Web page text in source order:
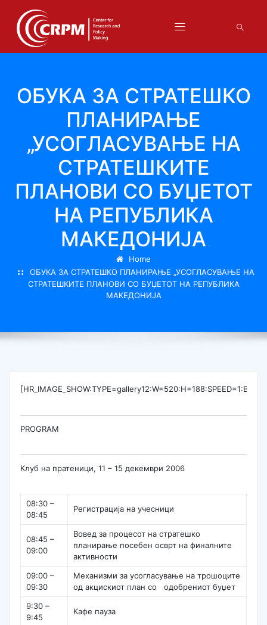
ОБУКА ЗА СТРАТЕШКО
ПЛАНИРАЊЕ
„УСОГЛАСУВАЊЕ НА
СТРАТЕШКИТЕ
ПЛАНОВИ СО БУЏЕТОТ
НА РЕПУБЛИКА
МАКЕДОНИЈА
Home
ОБУКА ЗА СТРАТЕШКО ПЛАНИРАЊЕ „УСОГЛАСУВАЊЕ НА
СТРАТЕШКИТЕ ПЛАНОВИ СО БУЏЕТОТ НА РЕПУБЛИКА
МАКЕДОНИЈА
PROGRAM
Клуб на пратеници, 11 – 15 декември 2006
08:30 –
08:45
Регистрација на учесници
08:45 –
09:00
Вовед за процесот на стратешко
планирање посебен осврт на финалните
активности
09:00 –
09:30
Механизми за усогласување на трошоците
од акцискиот план со одобрениот буџет
9:30 –
9:45
Кафе пауза